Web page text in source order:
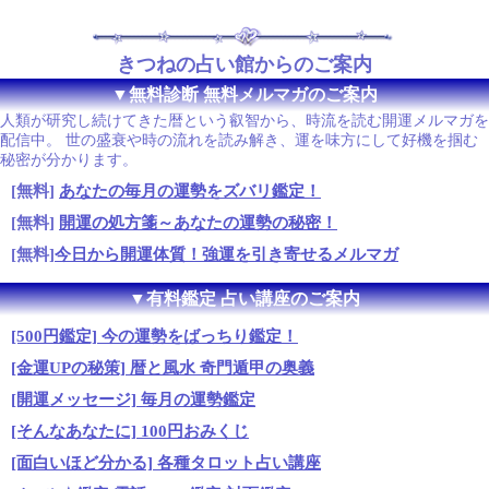
きつねの占い館からのご案内
▼無料診断 無料メルマガのご案内
人類が研究し続けてきた暦という叡智から、時流を読む開運メルマガを
配信中。 世の盛衰や時の流れを読み解き、運を味方にして好機を掴む
秘密が分かります。
[無料] あなたの毎月の運勢をズバリ鑑定！
[無料] 開運の処方箋～あなたの運勢の秘密！
[無料]今日から開運体質！強運を引き寄せるメルマガ
▼有料鑑定 占い講座のご案内
[500円鑑定] 今の運勢をばっちり鑑定！
[金運UPの秘策] 暦と風水 奇門遁甲の奥義
[開運メッセージ] 毎月の運勢鑑定
[そんなあなたに] 100円おみくじ
[面白いほど分かる] 各種タロット占い講座